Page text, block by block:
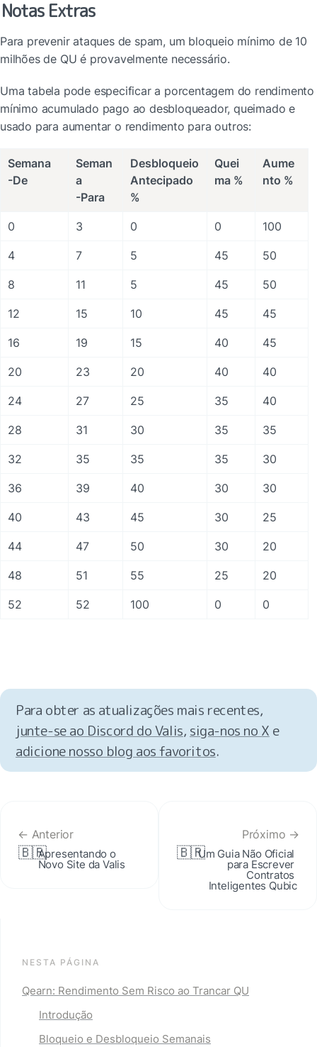
Notas Extras
Para prevenir ataques de spam, um bloqueio mínimo de 10
milhões de QU é provavelmente necessário.
Uma tabela pode especificar a porcentagem do rendimento
mínimo acumulado pago ao desbloqueador, queimado e
usado para aumentar o rendimento para outros:
Semana
-De
Seman
a
-Para
Desbloqueio
Antecipado
%
Quei
ma %
Aume
nto %
0 3 0 0 100
4 7 5 45 50
8 11 5 45 50
12 15 10 45 45
16 19 15 40 45
20 23 20 40 40
24 27 25 35 40
28 31 30 35 35
32 35 35 35 30
36 39 40 30 30
40 43 45 30 25
44 47 50 30 20
48 51 55 25 20
52 52 100 0 0
junte-se ao Discord do Valis, siga-nos no X
adicione nosso blog aos favoritos.
← Anterior
🇧🇷Apresentando o
Novo Site da Valis
Próximo →
🇧🇷Um Guia Não Oficial
para Escrever
Contratos
Inteligentes Qubic
NESTA PÁGINA
Qearn: Rendimento Sem Risco ao Trancar QU
Introdução
Bloqueio e Desbloqueio Semanais